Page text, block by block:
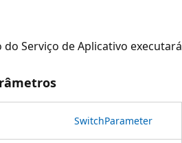
do Serviço de Aplicativo executará
SwitchParameter